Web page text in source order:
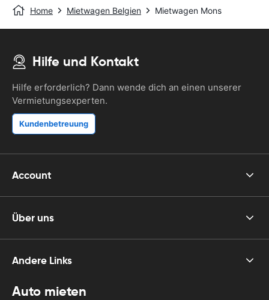
Home Mietwagen Belgien Mietwagen Mons
Hilfe und Kontakt
Hilfe erforderlich? Dann wende dich an einen unserer
Vermietungsexperten.
Kundenbetreuung
Account
Über uns
Andere Links
Auto mieten